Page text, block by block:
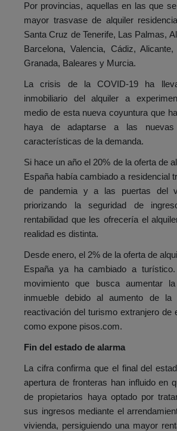
Por provincias, aquellas en las que
mayor trasvase de alquiler
Santa Cruz de Tenerife, Las Palmas,
Barcelona, Valencia, Cádiz,
Granada, Baleares y Murcia.
La crisis de la COVID-19 ha
inmobiliario del alquiler a
medio de esta nueva coyuntura que
haya de adaptarse a las nuevas
características de la demanda.
Si hace un año el 20% de la oferta de
España había cambiado a residencial
de pandemia y a las puertas del
priorizando la seguridad de
rentabilidad que les ofrecería el
realidad es distinta.
Desde enero, el 2% de la oferta de
España ya ha cambiado a
movimiento que busca aumentar la
inmueble debido al aumento de la
reactivación del turismo extranjero de
como expone pisos.com.
Fin del estado de alarma
La cifra confirma que el final del
apertura de fronteras han influido en
de propietarios haya optado por
sus ingresos mediante el
vivienda, persiguiendo una mayor